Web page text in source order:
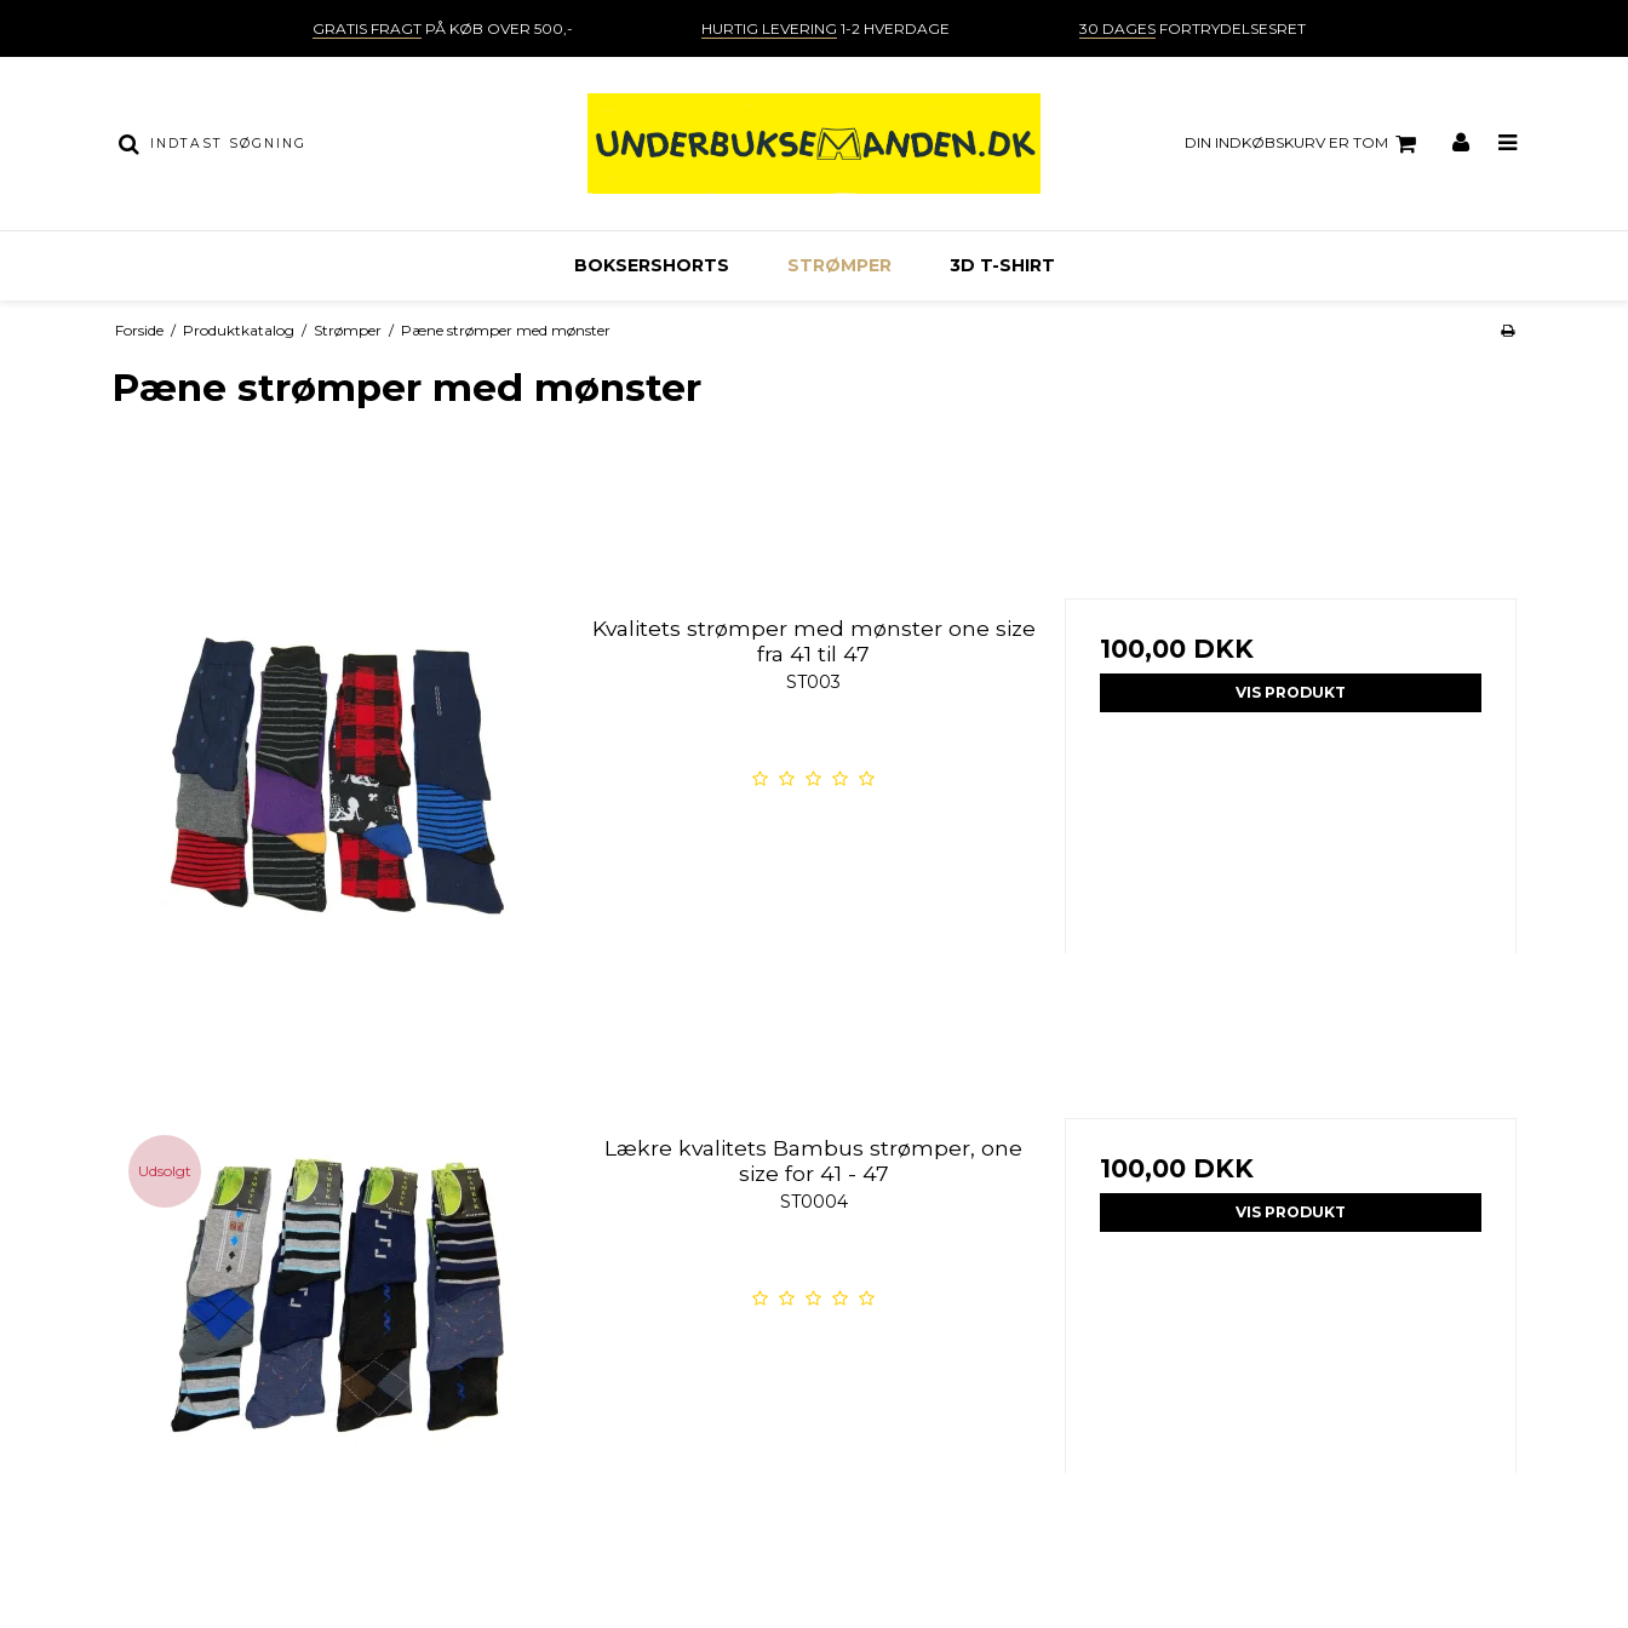
GRATIS FRAGTPÅ KØB OVER 500,- HURTIG LEVERING 1-2 HVERDAGE 30 DAGESFORTRYDELSESRET
DIN INDKØBSKURV ER TOM
BOKSERSHORTS STRØMPER 3D T-SHIRT
Forside / Produktkatalog / Strømper / Pæne strømper med mønster
Pæne strømper med mønster
Kvalitets strømper med mønster one size
fra 41 til 47
ST003
100,00 DKK
VIS PRODUKT
Udsolgt
Lækre kvalitets Bambus strømper, one
size for 41 - 47
ST0004
100,00 DKK
VIS PRODUKT